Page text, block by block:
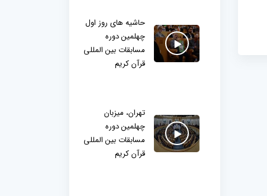
حاشیه های روز اول
چهلمین دوره
مسابقات بین المللی
قرآن کریم
تهران، میزبان
چهلمین دوره
مسابقات بین المللی
قرآن کریم